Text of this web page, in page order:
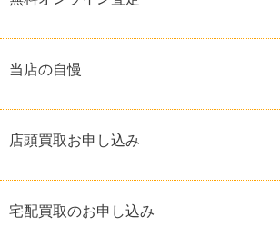
当店の自慢
店頭買取お申し込み
宅配買取のお申し込み